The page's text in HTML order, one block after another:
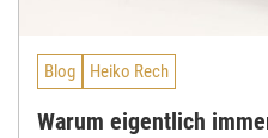
Blog Heiko Rech
Warum eigentlich